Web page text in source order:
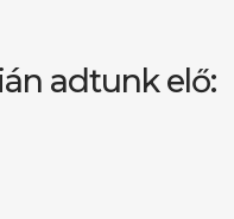
adtunk elő: